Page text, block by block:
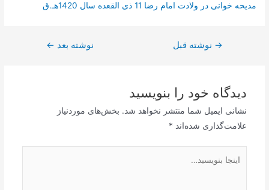
مدیحه خوانی در ولادت امام رضا 11 ذی القعده سال 1420هـ.ق
راهبری
→ نوشته قبل نوشته بعد ←
دیدگاه‌ خود را بنویسید
نشانی ایمیل شما منتشر نخواهد شد. بخش‌های موردنیاز
علامت‌گذاری شده‌اند *
بنویسید…